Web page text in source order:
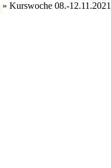
» Kurswoche 08.-12.11.2021